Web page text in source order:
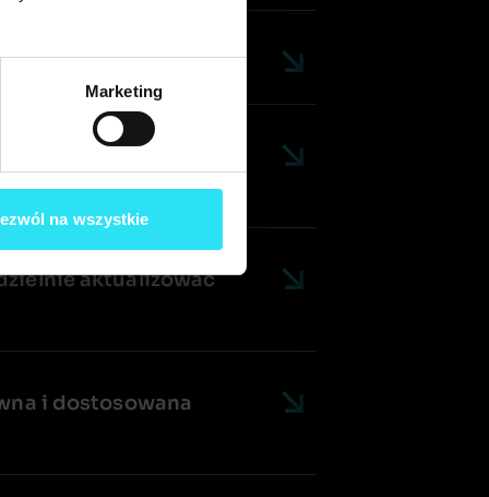
Marketing
na wszystkie
strony internetowej?​
aktualizować
i dostosowana